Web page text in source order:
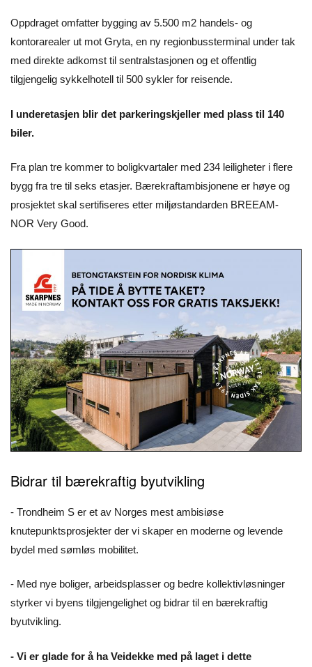
Oppdraget omfatter bygging av 5.500 m2 handels- og
kontorarealer ut mot Gryta, en ny regionbussterminal under tak
med direkte adkomst til sentralstasjonen og et offentlig
tilgjengelig sykkelhotell til 500 sykler for reisende.
I underetasjen blir det parkeringskjeller med plass til 140
biler.
Fra plan tre kommer to boligkvartaler med 234 leiligheter i flere
bygg fra tre til seks etasjer. Bærekraft­ambisjonene er høye og
prosjektet skal sertifiseres etter miljøstandarden BREEAM-
NOR Very Good.
Bidrar til bærekraftig byutvikling
- Trondheim S er et av Norges mest ambisiøse
knutepunktsprosjekter der vi skaper en moderne og levende
bydel med sømløs mobilitet.
- Med nye boliger, arbeidsplasser og bedre kollektivløsninger
styrker vi byens tilgjengelighet og bidrar til en bærekraftig
byutvikling.
- Vi er glade for å ha Veidekke med på laget i dette